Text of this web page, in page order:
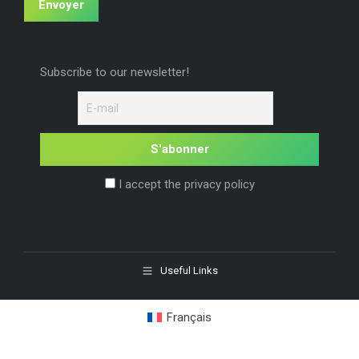
Envoyer
Subscribe to our newsletter!
I accept the privacy policy
Useful Links
Français